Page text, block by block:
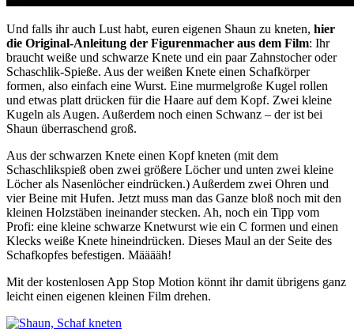
Und falls ihr auch Lust habt, euren eigenen Shaun zu kneten, hier
die Original-Anleitung der Figurenmacher aus dem Film: Ihr
braucht weiße und schwarze Knete und ein paar Zahnstocher oder
Schaschlik-Spieße. Aus der weißen Knete einen Schafkörper
formen, also einfach eine Wurst. Eine murmelgroße Kugel rollen
und etwas platt drücken für die Haare auf dem Kopf. Zwei kleine
Kugeln als Augen. Außerdem noch einen Schwanz – der ist bei
Shaun überraschend groß.
Aus der schwarzen Knete einen Kopf kneten (mit dem
Schaschlikspieß oben zwei größere Löcher und unten zwei kleine
Löcher als Nasenlöcher eindrücken.) Außerdem zwei Ohren und
vier Beine mit Hufen. Jetzt muss man das Ganze bloß noch mit den
kleinen Holzstäben ineinander stecken. Ah, noch ein Tipp vom
Profi: eine kleine schwarze Knetwurst wie ein C formen und einen
Klecks weiße Knete hineindrücken. Dieses Maul an der Seite des
Schafkopfes befestigen. Määääh!
Mit der kostenlosen App Stop Motion könnt ihr damit übrigens ganz
leicht einen eigenen kleinen Film drehen.